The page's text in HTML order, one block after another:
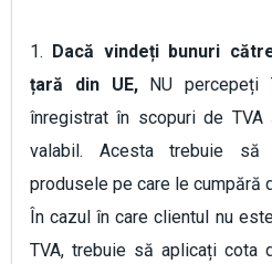
1. Dacă vindeți bunuri
țară din UE, NU percepeți
înregistrat în scopuri de TVA
valabil. Acesta trebuie să
produsele pe care le cumpără
În cazul în care clientul nu
TVA, trebuie să aplicați cota